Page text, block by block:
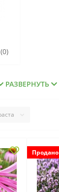
РАЗВЕРНУТЬ
Продано